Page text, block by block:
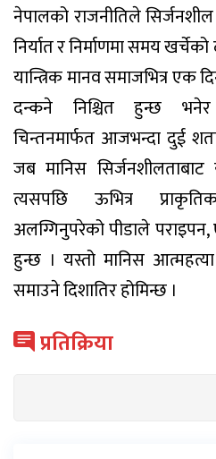
नेपालको राजनीतिले
निर्यात र निर्माणमा समय
यान्त्रिक मानव समाजभित्र एक
दन्कने निश्चित हुन्छ भनेर
चिन्तनमार्फत आजभन्दा दुई
जब मानिस सिर्जनशीलताबाट
त्यसपछि ऊभित्र
अलग्गिनुपरेको पीडाले
हुन्छ । यस्तो मानिस आत्महत्या
समाउने दिशातिर होमिन्छ ।
प्रतिक्रिया